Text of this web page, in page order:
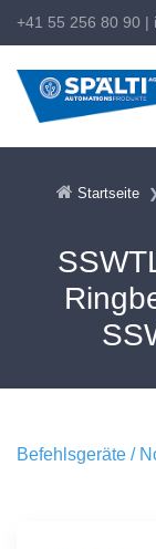
+41 55 256 80 90 |
Startseite
Befehlsgeräte /